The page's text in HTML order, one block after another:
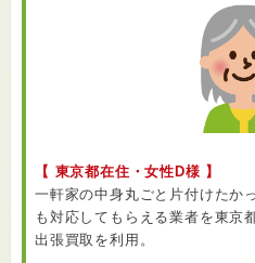
【 東京都在住・女性D様 】
一軒家の中身丸ごと片付けたか
も対応してもらえる業者を東京
出張買取を利用。